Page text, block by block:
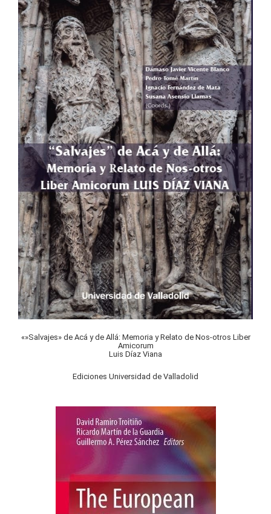
«»Salvajes» de Acá y de Allá: Memoria y Relato de Nos-otros Liber
Amicorum
Luis Díaz Viana
Ediciones Universidad de Valladolid